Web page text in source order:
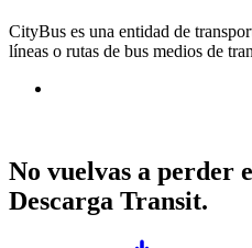
CityBus es una entidad de
líneas o rutas de bus medios de
No vuelvas a perder
Descarga Transit.